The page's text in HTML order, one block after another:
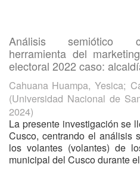
Análisis semiótico
herramienta del
electoral 2022 caso:
Cahuana Huampa, Yesica;
(Universidad Nacional de
2024)
La presente investigación se
Cusco, centrando el análisis
los volantes (volantes) de
municipal del Cusco durante